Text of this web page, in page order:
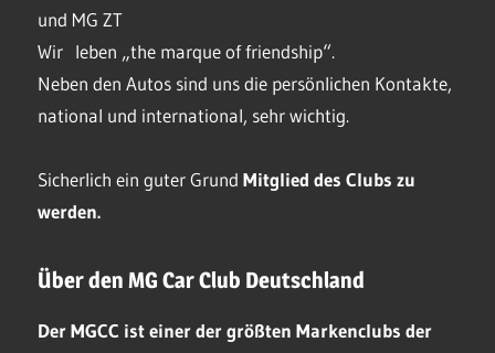
und MG ZT
Wir leben „the marque of friendship“.
Neben den Autos sind uns die persönlichen Kontakte,
national und international, sehr wichtig.
Sicherlich ein guter Grund Mitglied des Clubs zu
werden.
Über den MG Car Club Deutschland
Der MGCC ist einer der größten Markenclubs der